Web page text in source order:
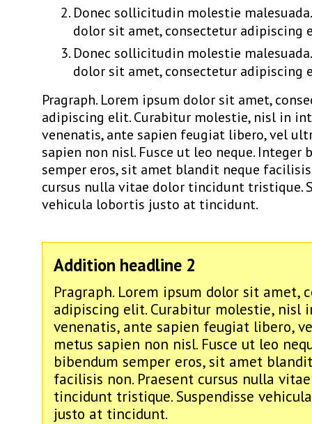
Donec sollicitudin molestie
dolor sit amet, consectetur adipiscing
Donec sollicitudin molestie
dolor sit amet, consectetur adipiscing
Pragraph. Lorem ipsum dolor sit amet,
adipiscing elit. Curabitur molestie, nisl in
venenatis, ante sapien feugiat libero, vel
sapien non nisl. Fusce ut leo neque. Integer
semper eros, sit amet blandit neque facilisis
cursus nulla vitae dolor tincidunt tristique.
vehicula lobortis justo at tincidunt.
Addition headline 2
Pragraph. Lorem ipsum dolor sit amet,
adipiscing elit. Curabitur molestie, nisl
venenatis, ante sapien feugiat libero,
metus sapien non nisl. Fusce ut leo
bibendum semper eros, sit amet
facilisis non. Praesent cursus nulla
tincidunt tristique. Suspendisse
justo at tincidunt.